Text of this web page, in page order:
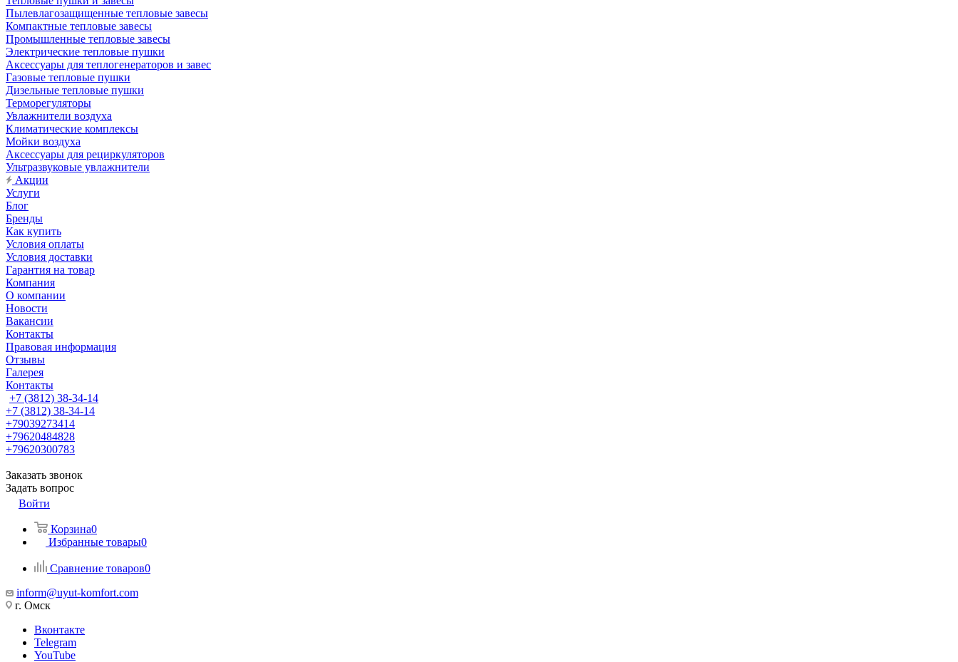
Пылевлагозащищенные тепловые завесы
Компактные тепловые завесы
Промышленные тепловые завесы
Электрические тепловые пушки
Аксессуары для теплогенераторов и завес
Газовые тепловые пушки
Дизельные тепловые пушки
Терморегуляторы
Увлажнители воздуха
Климатические комплексы
Мойки воздуха
Аксессуары для рециркуляторов
Ультразвуковые увлажнители
Акции
Услуги
Блог
Бренды
Как купить
Условия оплаты
Условия доставки
Гарантия на товар
Компания
О компании
Новости
Вакансии
Контакты
Правовая информация
Отзывы
Галерея
Контакты
+7 (3812) 38-34-14
+7 (3812) 38-34-14
+79039273414
+79620484828
+79620300783
Заказать звонок
Задать вопрос
Войти
Корзина0
Избранные товары0
Сравнение товаров0
inform@uyut-komfort.com
г. Омск
Вконтакте
Telegram
YouTube